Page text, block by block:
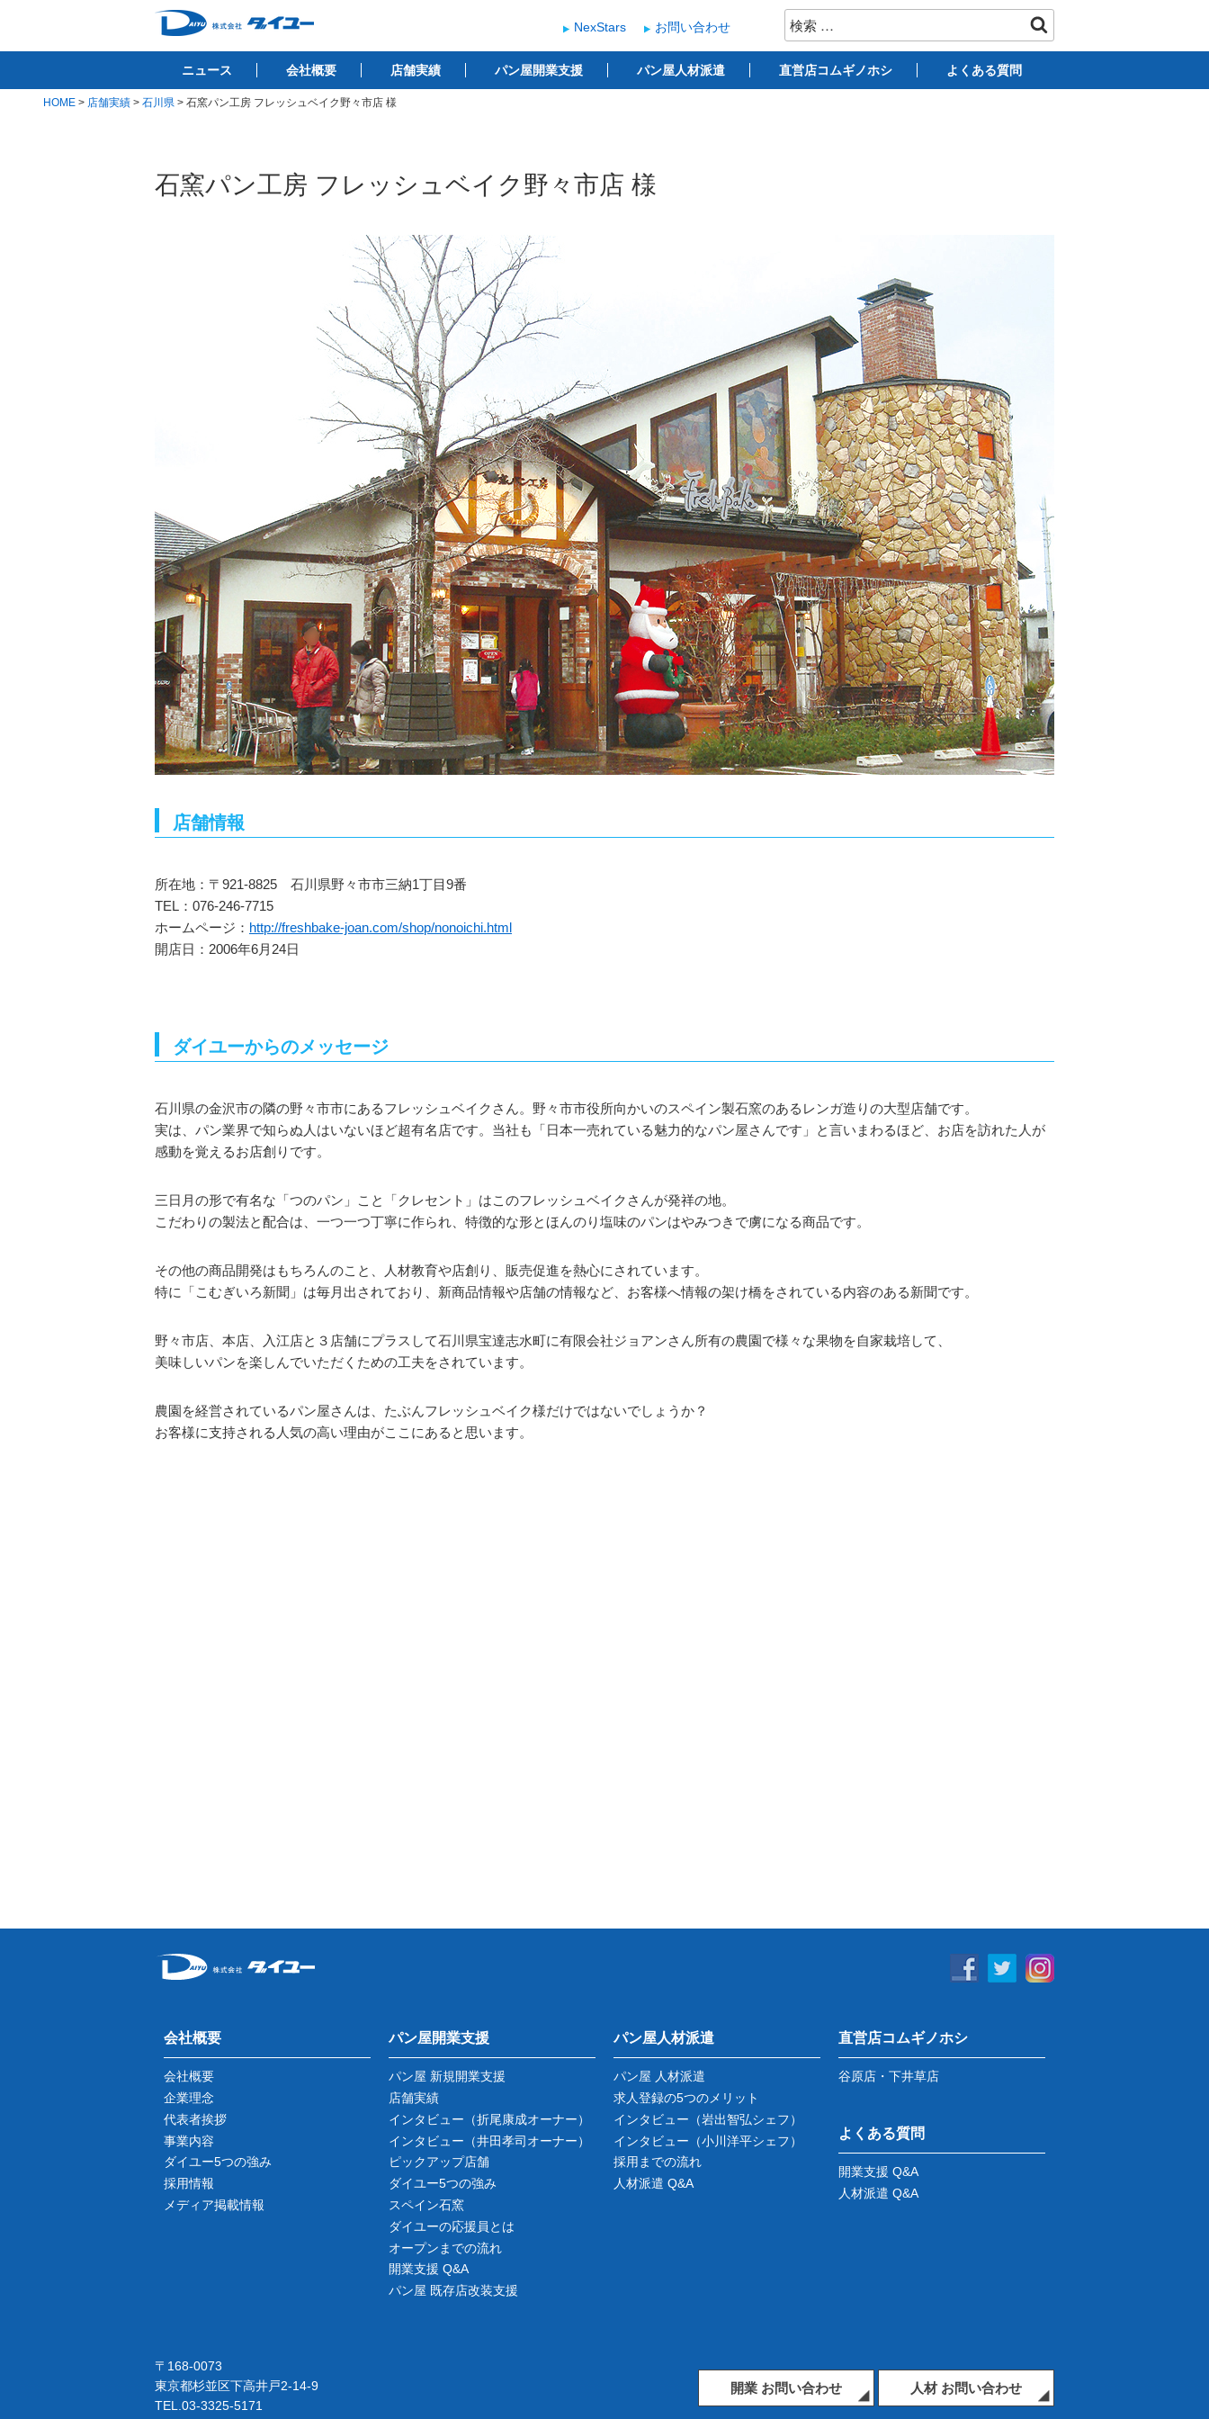
テ
株式会社ダイユー
1200件以上の開業サポート実績！！ ベーカリー開業支援
検
索:
NexStars お問い合わせ
ニュース 会社概要 店舗実績 パン屋開業支援 パン屋人材派遣 直営店コムギノホシ よくある質問
HOME > 店舗実績 > 石川県 > 石窯パン工房 フレッシュベイク野々市店 様
石窯パン工房 フレッシュベイク野々市店 様
店舗情報
所在地：〒921-8825 石川県野々市市三納1丁目9番
TEL：076-246-7715
ホームページ： http://freshbake-joan.com/shop/nonoichi.html
開店日：2006年6月24日
ダイユーからのメッセージ
石川県の金沢市の隣の野々市市にあるフレッシュベイクさん。野々市市役所向かいのスペイン製石窯のあるレンガ造りの大型店舗です。
実は、パン業界で知らぬ人はいないほど超有名店です。当社も「日本一売れている魅力的なパン屋さんです」と言いまわるほど、お店を訪れた人が
感動を覚えるお店創りです。
三日月の形で有名な「つのパン」こと「クレセント」はこのフレッシュベイクさんが発祥の地。
こだわりの製法と配合は、一つ一つ丁寧に作られ、特徴的な形とほんのり塩味のパンはやみつきで虜になる商品です。
その他の商品開発はもちろんのこと、人材教育や店創り、販売促進を熱心にされています。
特に「こむぎいろ新聞」は毎月出されており、新商品情報や店舗の情報など、お客様へ情報の架け橋をされている内容のある新聞です。
野々市店、本店、入江店と３店舗にプラスして石川県宝達志水町に有限会社ジョアンさん所有の農園で様々な果物を自家栽培して、
美味しいパンを楽しんでいただくための工夫をされています。
農園を経営されているパン屋さんは、たぶんフレッシュベイク様だけではないでしょうか？
お客様に支持される人気の高い理由がここにあると思います。
会社概要
会社概要
企業理念
代表者挨拶
事業内容
ダイユー5つの強み
採用情報
メディア掲載情報
パン屋開業支援
パン屋 新規開業支援
店舗実績
インタビュー （折尾康成オーナー）
インタビュー （井田孝司オーナー）
ピックアップ店舗
ダイユー5つの強み
スペイン石窯
ダイユーの応援員とは
オープンまでの流れ
開業支援 Q&A
パン屋 既存店改装支援
パン屋人材派遣
パン屋 人材派遣
求人登録の5つのメリット
インタビュー （岩出智弘シェフ）
インタビュー （小川洋平シェフ）
採用までの流れ
人材派遣 Q&A
直営店コムギノホシ
谷原店・下井草店
よくある質問
開業支援 Q&A
人材派遣 Q&A
〒168-0073
東京都杉並区下高井戸2-14-9
TEL.03-3325-5171
開業 お問い合わせ 人材 お問い合わせ